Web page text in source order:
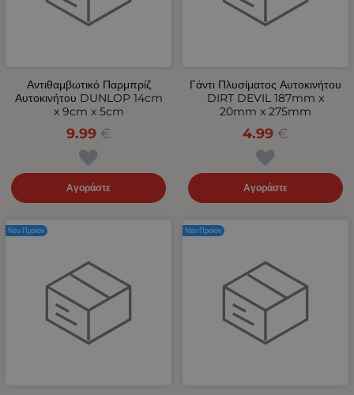
Αντιθαμβωτικό Παρμπρίζ
Αυτοκινήτου DUNLOP 14cm
x 9cm x 5cm
9.99 €
Αγοράστε
Γάντι Πλυσίματος Αυτοκινήτου
DIRT DEVIL 187mm x
20mm x 275mm
4.99 €
Αγοράστε
Νέο Προϊόν Νέο Προϊόν